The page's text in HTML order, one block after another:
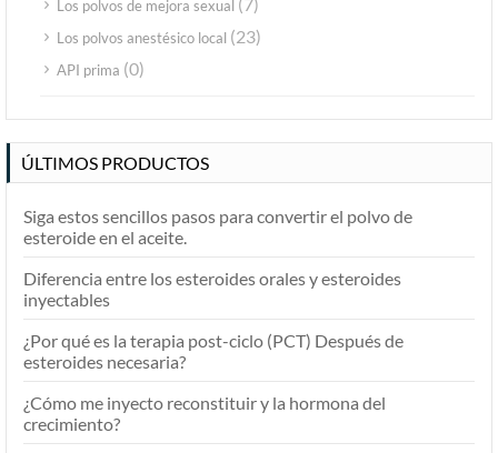
Los polvos de mejora sexual (7)
Los polvos anestésico local (23)
API prima (0)
ÚLTIMOS PRODUCTOS
Siga estos sencillos pasos para convertir el polvo de
esteroide en el aceite.
Diferencia entre los esteroides orales y esteroides
inyectables
¿Por qué es la terapia post-ciclo (PCT) Después de
esteroides necesaria?
¿Cómo me inyecto reconstituir y la hormona del
crecimiento?